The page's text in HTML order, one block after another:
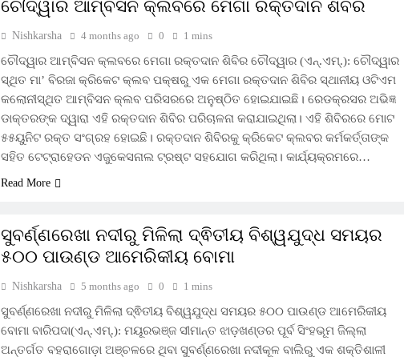
ଚୌଦ୍ୱାର ଆମ୍ବିସନ କ୍ଲବରେ ମେଗା ରକ୍ତଦାନ ଶିବିର
Nishkarsha 4 months ago 0 1 mins
ଚୌଦ୍ୱାର ଆମ୍ବିସନ କ୍ଲବରେ ମେଗା ରକ୍ତଦାନ ଶିବିର ଚୌଦ୍ୱାର (ଏନ୍‌.ଏମ୍‌.): ଚୌଦ୍ୱାର
ସ୍ଥିତ ମା’ ବିରଜା କ୍ରିକେଟ କ୍ଲବ ପକ୍ଷରୁ ଏକ ମେଗା ରକ୍ତଦାନ ଶିବିର ସ୍ଥାନୀୟ ଓଟିଏମ
କଲୋନୀସ୍ଥିତ ଆମ୍ବିସନ କ୍ଲବ ପରିସରରେ ଅନୁଷ୍ଠିତ ହୋଇଯାଇଛି। ରେଡକ୍ରସର ଅଭିଜ୍ଞ
ଡାକ୍ତରଙ୍କ ଦ୍ୱାରା ଏହି ରକ୍ତଦାନ ଶିବିର ପରିଚାଳନା କରାଯାଇଥିଲା। ଏହି ଶିବିରରେ ମୋଟ
୫୫ୟୁନିଟ ରକ୍ତ ସଂଗ୍ରହ ହୋଇଛି। ରକ୍ତଦାନ ଶିବିରକୁ କ୍ରିକେଟ କ୍ଲବର କର୍ମକର୍ତ୍ତାଙ୍କ
ସହିତ ଟେଟ୍ରାହେଡନ ଏଜୁକେସନାଲ ଟ୍ରଷ୍ଟ ସହଯୋଗ କରିଥିଲା। କାର୍ଯ୍ୟକ୍ରମରେ…
Read More
ସୁବର୍ଣ୍ଣରେଖା ନଦୀରୁ ମିଳିଲା ଦ୍ଵିତୀୟ ବିଶ୍ୱଯୁଦ୍ଧ ସମୟର
୫୦୦ ପାଉଣ୍ଡ ଆମେରିକୀୟ ବୋମା
Nishkarsha 5 months ago 0 1 mins
ସୁବର୍ଣ୍ଣରେଖା ନଦୀରୁ ମିଳିଲା ଦ୍ଵିତୀୟ ବିଶ୍ୱଯୁଦ୍ଧ ସମୟର ୫୦୦ ପାଉଣ୍ଡ ଆମେରିକୀୟ
ବୋମା ବାରିପଦା(ଏନ୍‌.ଏମ୍‌.): ମୟୂରଭଞ୍ଜ ସୀମାନ୍ତ ଝାଡ଼ଖଣ୍ଡର ପୂର୍ବ ସିଂହଭୂମ ଜିଲ୍ଲା
ଅନ୍ତର୍ଗତ ବହରାଗୋଡ଼ା ଅଞ୍ଚଳରେ ଥିବା ସୁବର୍ଣ୍ଣରେଖା ନଦୀକୂଳ ବାଲିରୁ ଏକ ଶକ୍ତିଶାଳୀ